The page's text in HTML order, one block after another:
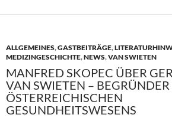
k
ALLGEMEINES,GASTBEITRÄGE,
MEDIZINGESCHICHTE,NEWS,VAN SWIETEN
MANFRED SKOPEC ÜBER
VAN SWIETEN – BEGRÜNDER
ÖSTERREICHISCHEN
GESUNDHEITSWESENS